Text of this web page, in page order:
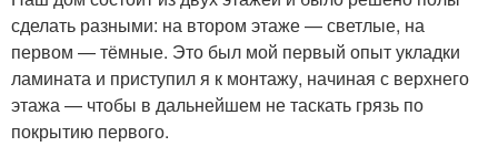
сделать разными: на втором этаже — светлые, на
первом — тёмные. Это был мой первый опыт укладки
ламината и приступил я к монтажу, начиная с верхнего
этажа — чтобы в дальнейшем не таскать грязь по
покрытию первого.